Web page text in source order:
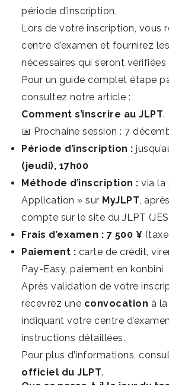
période d’inscription.
Lors de votre inscription, vous
centre d’examen et fournirez
nécessaires qui seront
Pour un guide complet étape
consultez notre article :
Comment s’inscrire au JLPT.
📅 Prochaine session : 7
Période d’inscription :
(jeudi), 17h00
Méthode d’inscription : via la
Application » sur MyJLPT ,
compte sur le site du JLPT
Frais d’examen : 7 500 ¥
Paiement : carte de crédit,
Pay-Easy, paiement en konbini
Après validation de votre
recevrez une convocation à
indiquant votre centre
instructions détaillées.
Pour plus d’informations,
officiel du JLPT.